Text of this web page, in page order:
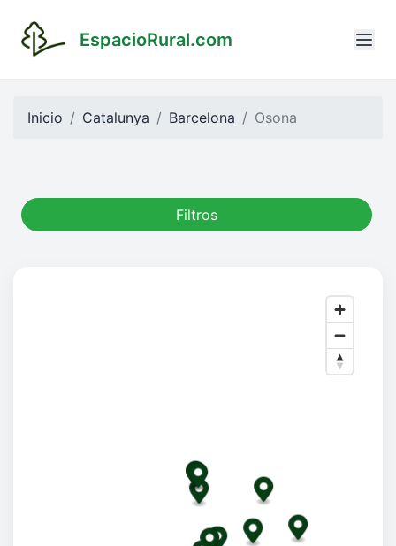
EspacioRural.com
Inicio Catalunya Barcelona Osona
Filtros